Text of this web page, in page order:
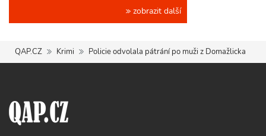
zobrazit další
QAP.CZ Krimi Policie odvolala pátrání po muži z Domažlicka